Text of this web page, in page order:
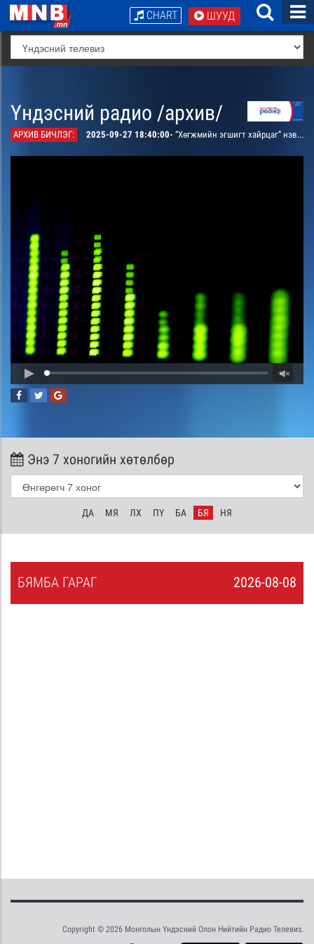
ШУУД
CHART
Үндэсний радио /архив/
АРХИВ БИЧЛЭГ: 2025-09-27 18:40:00- “Хөгжмийн эгшигт хайрцаг” нэвтрүүлэг. Хөгжмийн зохиолч ТШ Цогзолын Нацагдоржийн “Хөөмэй, морин хуур, найрал хөгжмийн концерт” зохиолын тухай ярилцана /давтана/
Энэ 7 хоногийн хөтөлбөр
ДА МЯ ЛХ ПҮ БА БЯ НЯ
2026-08-08
БЯМБА ГАРАГ
Copyright © 2026 Монголын Үндэсний Олон Нийтийн Радио Телевиз.